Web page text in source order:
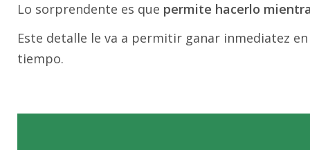
Lo sorprendente es que permite hacerlo
Este detalle le va a permitir ganar inmediatez
tiempo.